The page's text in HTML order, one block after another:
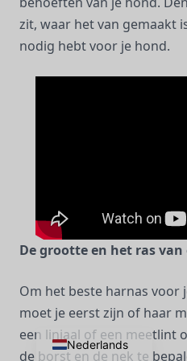
zit, waar het van gemaakt
nodig hebt voor je hond.
De grootte en het ras
Om het beste harnas voor
moet je eerst zijn of haar
een liniaal of een meetlint
de borst en de nek te
Nederlands